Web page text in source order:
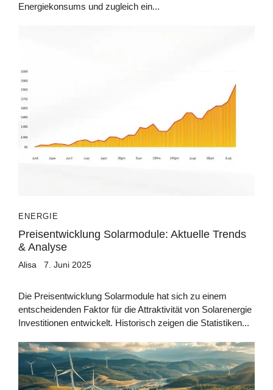
Energiekonsums und zugleich ein...
ENERGIE
Preisentwicklung Solarmodule: Aktuelle Trends
& Analyse
Alisa 7. Juni 2025
Die Preisentwicklung Solarmodule hat sich zu einem
entscheidenden Faktor für die Attraktivität von Solarenergie
Investitionen entwickelt. Historisch zeigen die Statistiken...